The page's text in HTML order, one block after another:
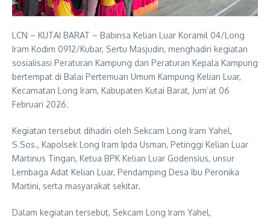
LCN – KUTAI BARAT – Babinsa Kelian Luar Koramil 04/Long
Iram Kodim 0912/Kubar, Sertu Masjudin, menghadiri kegiatan
sosialisasi Peraturan Kampung dan Peraturan Kepala Kampung
bertempat di Balai Pertemuan Umum Kampung Kelian Luar,
Kecamatan Long Iram, Kabupaten Kutai Barat, Jum’at 06
Februari 2026.
Kegiatan tersebut dihadiri oleh Sekcam Long Iram Yahel,
S.Sos., Kapolsek Long Iram Ipda Usman, Petinggi Kelian Luar
Martinus Tingan, Ketua BPK Kelian Luar Godensius, unsur
Lembaga Adat Kelian Luar, Pendamping Desa Ibu Peronika
Martini, serta masyarakat sekitar.
Dalam kegiatan tersebut, Sekcam Long Iram Yahel,